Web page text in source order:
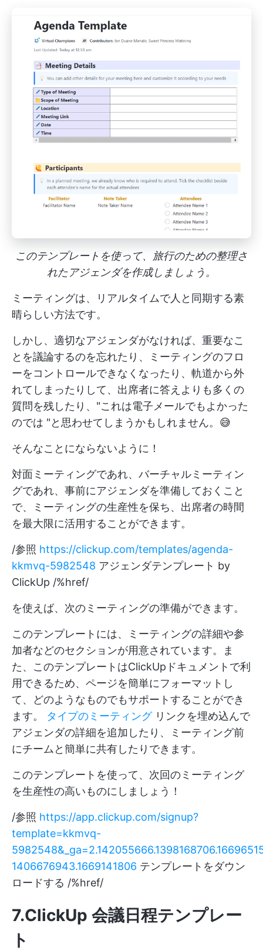
このテンプレートを使って、旅行のための整理さ
れたアジェンダを作成しましょう。
ミーティングは、リアルタイムで人と同期する素
晴らしい方法です。
しかし、適切なアジェンダがなければ、重要なこ
とを議論するのを忘れたり、ミーティングのフロ
ーをコントロールできなくなったり、軌道から外
れてしまったりして、出席者に答えよりも多くの
質問を残したり、"これは電子メールでもよかった
のでは "と思わせてしまうかもしれません。😅
そんなことにならないように！
対面ミーティングであれ、バーチャルミーティン
グであれ、事前にアジェンダを準備しておくこと
で、ミーティングの生産性を保ち、出席者の時間
を最大限に活用することができます。
/参照 https://clickup.com/templates/agenda-
kkmvq-5982548 アジェンダテンプレート by
ClickUp /%href/
を使えば、次のミーティングの準備ができます。
このテンプレートには、ミーティングの詳細や参
加者などのセクションが用意されています。ま
た、このテンプレートはClickUpドキュメントで利
用できるため、ページを簡単にフォーマットし
て、どのようなものでもサポートすることができ
ます。 タイプのミーティングリンクを埋め込んで
アジェンダの詳細を追加したり、ミーティング前
にチームと簡単に共有したりできます。
このテンプレートを使って、次回のミーティング
を生産性の高いものにしましょう！
/参照 https://app.clickup.com/signup?
template=kkmvq-
1406676943.1669141806 テンプレートをダウン
ロードする /%href/
7.ClickUp 会議日程テンプレー
ト